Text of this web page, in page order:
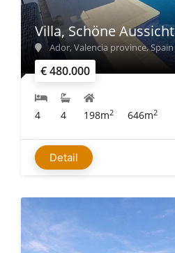
€ 480.000
Villa, Schöne Aussicht
Ador, Valencia province, Spain
4 4 198m2 646m2
Detail